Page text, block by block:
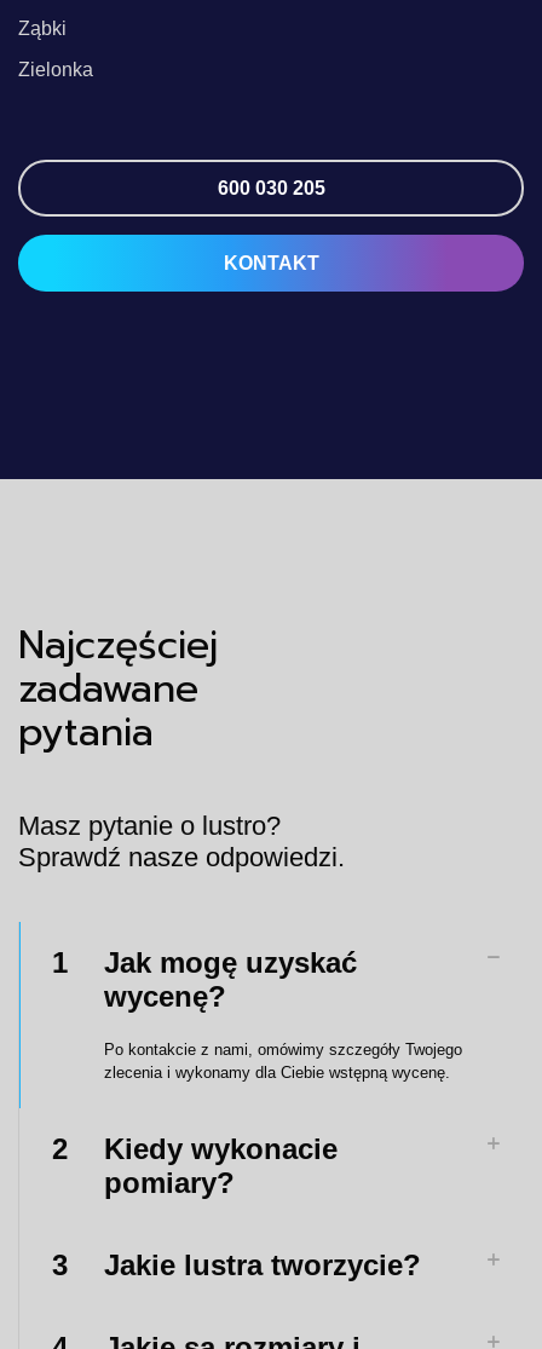
Ząbki
Zielonka
600 030 205
KONTAKT
Najczęściej
zadawane
pytania
Masz pytanie o lustro?
Sprawdź nasze odpowiedzi.
1
Jak mogę uzyskać
wycenę?
Po kontakcie z nami, omówimy szczegóły Twojego
zlecenia i wykonamy dla Ciebie wstępną wycenę.
2
Kiedy wykonacie
pomiary?
3 Jakie lustra tworzycie?